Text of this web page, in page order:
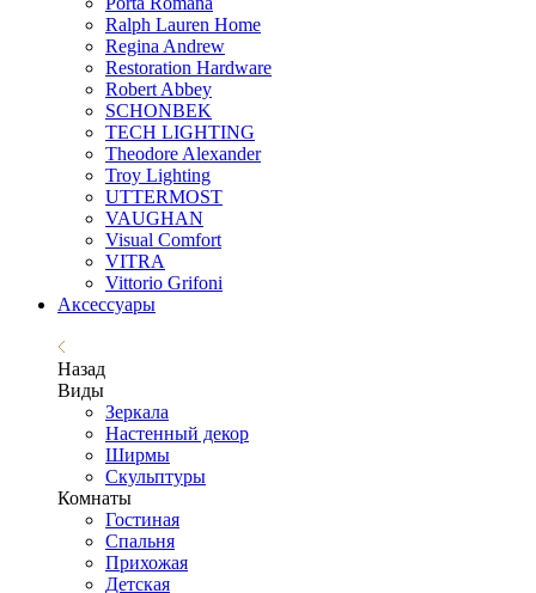
Ralph Lauren Home
Regina Andrew
Restoration Hardware
Robert Abbey
SCHONBEK
TECH LIGHTING
Theodore Alexander
Troy Lighting
UTTERMOST
VAUGHAN
Visual Comfort
VITRA
Vittorio Grifoni
Аксессуары
Назад
Виды
Зеркала
Настенный декор
Ширмы
Скульптуры
Комнаты
Гостиная
Спальня
Прихожая
Детская